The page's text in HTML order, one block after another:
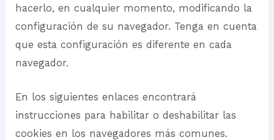
hacerlo, en cualquier momento, modificando la
configuración de su navegador. Tenga en cuenta
que esta configuración es diferente en cada
navegador.
En los siguientes enlaces encontrará
instrucciones para habilitar o deshabilitar las
cookies en los navegadores más comunes.